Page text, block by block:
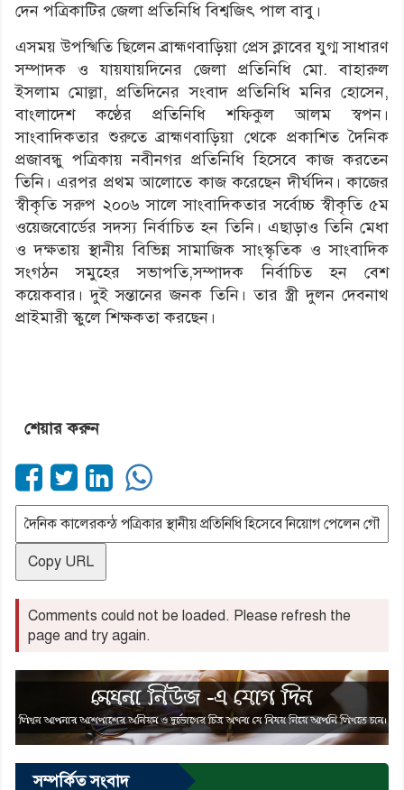
দেন পত্রিকাটির জেলা প্রতিনিধি বিশ্বজিৎ পাল বাবু।
এসময় উপস্খিতি ছিলেন ব্রাহ্মণবাড়িয়া প্রেস ক্লাবের যুগ্ম সাধারণ
সম্পাদক ও যায়যায়দিনের জেলা প্রতিনিধি মো. বাহারুল
ইসলাম মোল্লা, প্রতিদিনের সংবাদ প্রতিনিধি মনির হোসেন,
বাংলাদেশ কণ্ঠের প্রতিনিধি শফিকুল আলম স্বপন।
সাংবাদিকতার শুরুতে ব্রাহ্মণবাড়িয়া থেকে প্রকাশিত দৈনিক
প্রজাবন্ধু পত্রিকায় নবীনগর প্রতিনিধি হিসেবে কাজ করতেন
তিনি। এরপর প্রথম আলোতে কাজ করেছেন দীর্ঘদিন। কাজের
স্বীকৃতি সরুপ ২০০৬ সালে সাংবাদিকতার সর্বোচ্চ স্বীকৃতি ৫ম
ওয়েজবোর্ডের সদস্য নির্বাচিত হন তিনি। এছাড়াও তিনি মেধা
ও দক্ষতায় স্থানীয় বিভিন্ন সামাজিক সাংস্কৃতিক ও সাংবাদিক
সংগঠন সমুহের সভাপতি,সম্পাদক নির্বাচিত হন বেশ
কয়েকবার। দুই সন্তানের জনক তিনি। তার স্ত্রী দুলন দেবনাথ
প্রাইমারী স্কুলে শিক্ষকতা করছেন।
শেয়ার করুন
Copy URL
Comments could not be loaded. Please refresh the
page and try again.
সম্পর্কিত সংবাদ